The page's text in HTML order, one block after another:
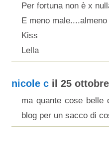
Per fortuna non è x
E meno
Kiss
Lella
nicole cil 25 ottobre
ma quante cose belle
blog per un sacco di